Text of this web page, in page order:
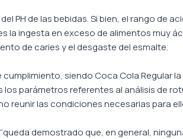
PH de las bebidas. Si bien, el rango de
la ingesta en exceso de alimentos muy
de caries y el desgaste del esmalte.
siendo Coca Cola Regular
los parámetros referentes al análisis de
reunir las condiciones necesarias para
demostrado que, en general,